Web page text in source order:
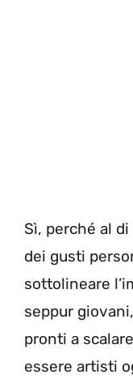
Sì, perché al
dei gusti
sottolineare
seppur
pronti a
essere artisti